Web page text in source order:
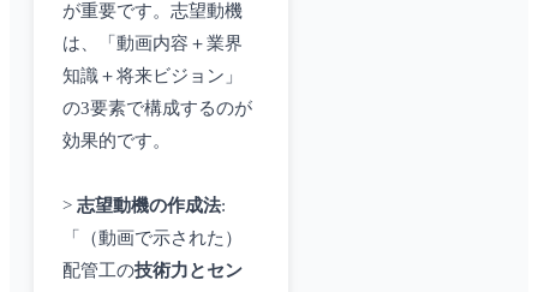
が重要です。志望動機
は、「動画内容＋業界
知識＋将来ビジョン」
の3要素で構成するのが
効果的です。
> 志望動機の作成法:
「（動画で示された）
配管工の技術力とセン